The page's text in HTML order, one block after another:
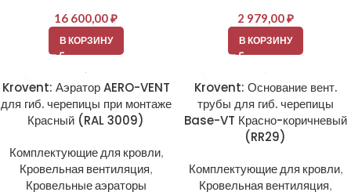
16 600,00₽
В КОРЗИНУ
2 979,00₽
В КОРЗИНУ
Krovent: Аэратор AERO-VENT
для гиб. черепицы при монтаже
Красный (RAL 3009)
Комплектующие для кровли,
Кровельная вентиляция,
Кровельные аэраторы
Krovent: Основание вент.
трубы для гиб. черепицы
Base-VT Красно-коричневый
(RR29)
Комплектующие для кровли,
Кровельная вентиляция,